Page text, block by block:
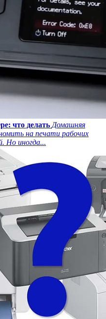
что делать Домашняя
на печати рабочих
Но иногда...